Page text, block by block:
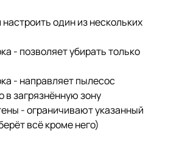
один из нескольких
- позволяет убирать только
- направляет пылесос
в загрязнённую зону
- ограничивают указанный
всё кроме него)